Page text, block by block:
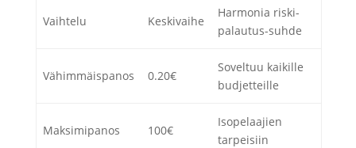
Vaihtelu Keskivaihe
Harmonia riski-
palautus-suhde
Vähimmäispanos 0.20€
Soveltuu kaikille
budjetteille
Maksimipanos 100€
Isopelaajien
tarpeisiin